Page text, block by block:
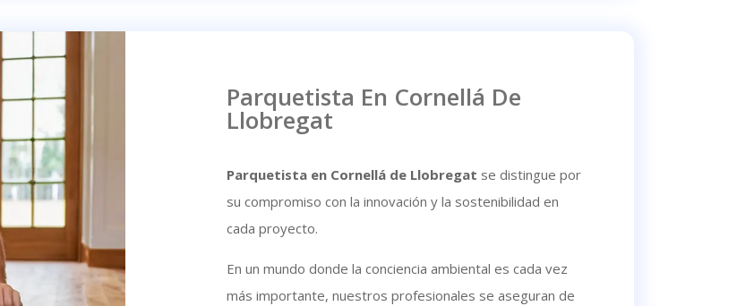
Parquetista En Cornellá De
Llobregat
Parquetista en Cornellá de Llobregat se distingue por
su compromiso con la innovación y la sostenibilidad en
cada proyecto.
En un mundo donde la conciencia ambiental es cada vez
más importante, nuestros profesionales se aseguran de